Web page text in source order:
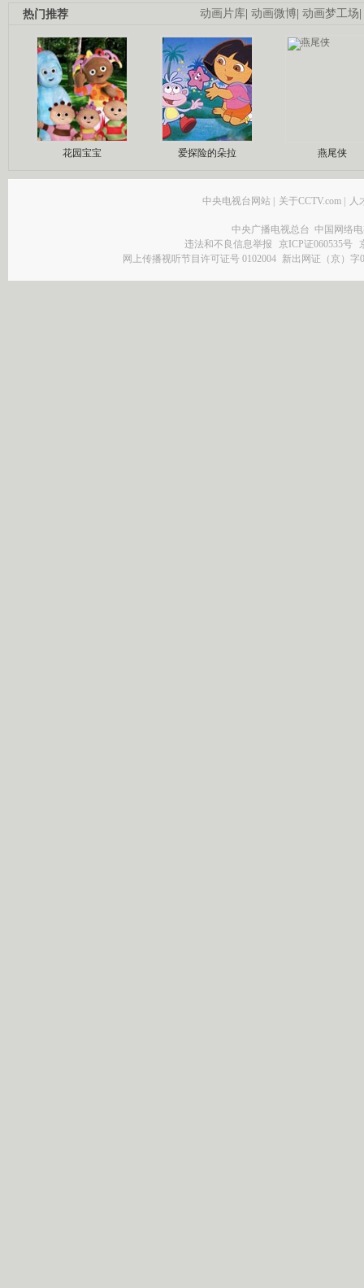
动画片库 动画微博 动画梦工场
热门推荐
花园宝宝 爱探险的朵拉 燕尾侠
中央电视台网站 关于CCTV.com 人
中央广播电视总台 中国网络
违法和不良信息举报
京ICP证060535号
网上传播视听节目许可证号 0102004 新出网证（京）